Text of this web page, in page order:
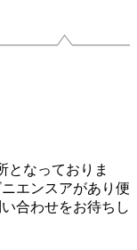
となっておりま
エンスアがあり便
合わせをお待ちし